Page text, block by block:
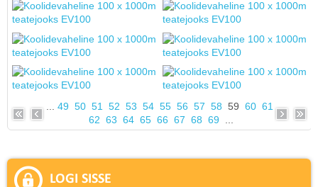
49 50 51 52 53 54 55 56 57 58 59 60 61
62 63 64 65 66 67 68 69
LOGI SISSE